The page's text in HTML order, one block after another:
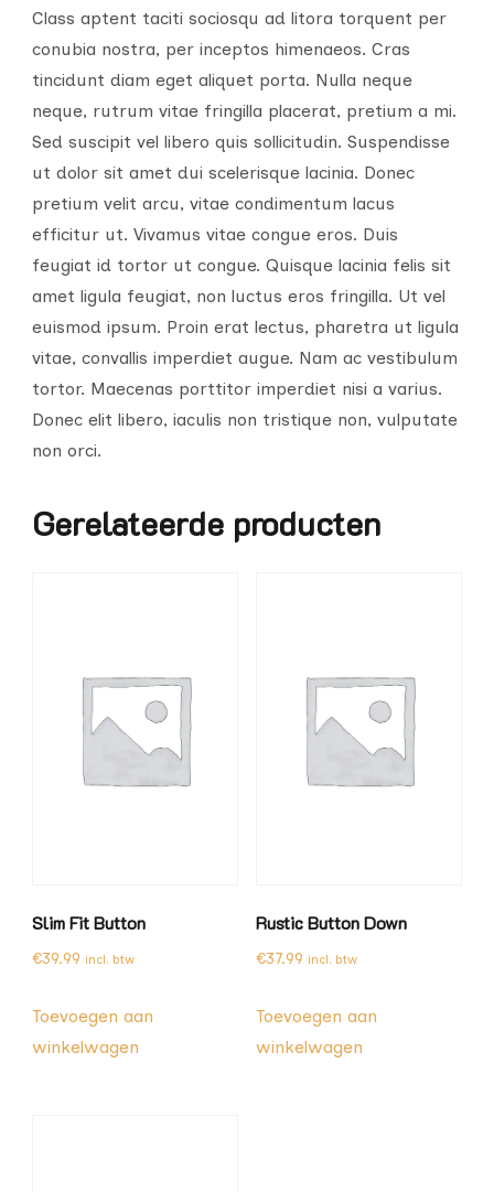
Class aptent taciti sociosqu ad litora torquent per
conubia nostra, per inceptos himenaeos. Cras
tincidunt diam eget aliquet porta. Nulla neque
neque, rutrum vitae fringilla placerat, pretium a mi.
Sed suscipit vel libero quis sollicitudin. Suspendisse
ut dolor sit amet dui scelerisque lacinia. Donec
pretium velit arcu, vitae condimentum lacus
efficitur ut. Vivamus vitae congue eros. Duis
feugiat id tortor ut congue. Quisque lacinia felis sit
amet ligula feugiat, non luctus eros fringilla. Ut vel
euismod ipsum. Proin erat lectus, pharetra ut ligula
vitae, convallis imperdiet augue. Nam ac vestibulum
tortor. Maecenas porttitor imperdiet nisi a varius.
Donec elit libero, iaculis non tristique non, vulputate
non orci.
Gerelateerde producten
Slim Fit Button
€39.99 incl. btw
Toevoegen aan
winkelwagen
Rustic Button Down
€37.99 incl. btw
Toevoegen aan
winkelwagen